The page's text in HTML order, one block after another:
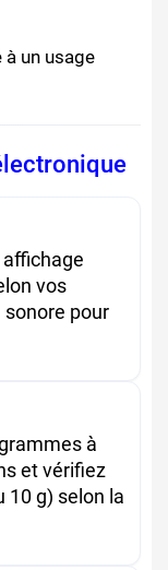
un usage
vos
pour
à
et vérifiez
10 g) selon la